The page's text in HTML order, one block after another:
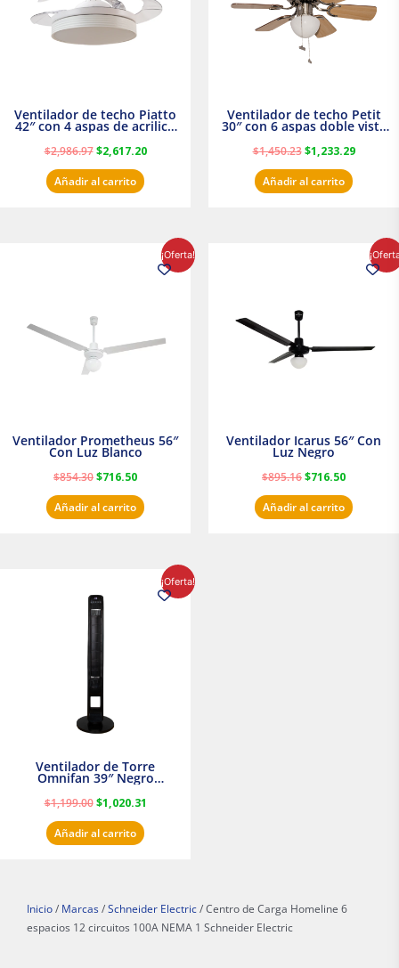
Ventilador de techo Piatto
42″ con 4 aspas de acrilico
transparente
$2,986.97 $2,617.20
Añadir al carrito
Ventilador de techo Petit
30″ con 6 aspas doble vista
Satinado Masterfan
$1,450.23 $1,233.29
Añadir al carrito
¡Oferta!
Ventilador Prometheus 56″
Con Luz Blanco
$854.30$716.50
precio
actual
Añadir al carrito
Ventilador Icarus 56″ Con
Luz Negro
$895.16$716.50
precio
actual
Añadir al carrito
¡Oferta!
Ventilador de Torre
Omnifan 39″ Negro
$1,199.00
original
era:
$1,020.31
precio
actual
Añadir al carrito
Inicio / Marcas / Schneider Electric / Centro de Carga Homeline 6
espacios 12 circuitos 100A NEMA 1 Schneider Electric